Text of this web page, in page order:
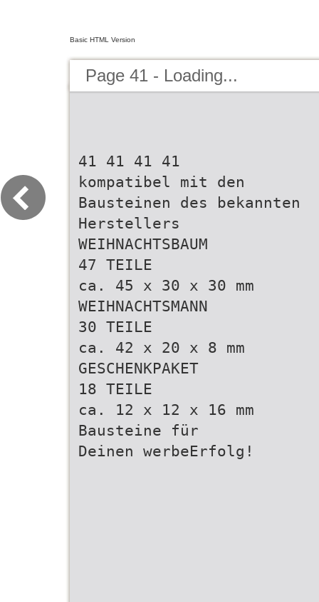
Basic HTML Version
Page 41 - Loading...
41 41 41 41
kompatibel mit den
Bausteinen des bekannten
Herstellers
WEIHNACHTSBAUM
47 TEILE
ca. 45 x 30 x 30 mm
WEIHNACHTSMANN
30 TEILE
ca. 42 x 20 x 8 mm
GESCHENKPAKET
18 TEILE
ca. 12 x 12 x 16 mm
Bausteine für
Deinen werbeErfolg!